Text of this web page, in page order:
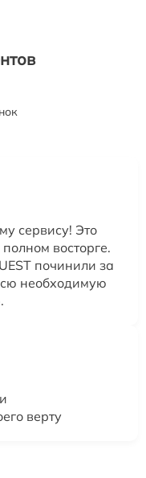
сервису! Это
восторге.
починили за
необходимую
верту